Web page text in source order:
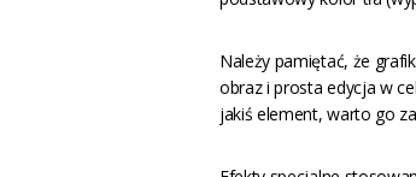
Należy pamiętać, że
obraz i prosta edycja w
jakiś element, warto go